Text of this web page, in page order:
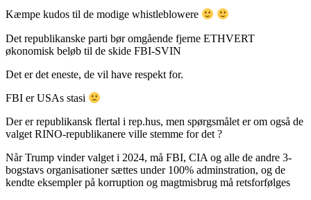
Kæmpe kudos til de modige whistleblowere
Det republikanske parti bør omgående fjerne ETHVERT
økonomisk beløb til de skide FBI-SVIN
Det er det eneste, de vil have respekt for.
FBI er USAs stasi
Der er republikansk flertal i rep.hus, men spørgsmålet er om også de
valget RINO-republikanere ville stemme for det ?
Når Trump vinder valget i 2024, må FBI, CIA og alle de andre 3-
bogstavs organisationer sættes under 100% adminstration, og de
kendte eksempler på korruption og magtmisbrug må retsforfølges